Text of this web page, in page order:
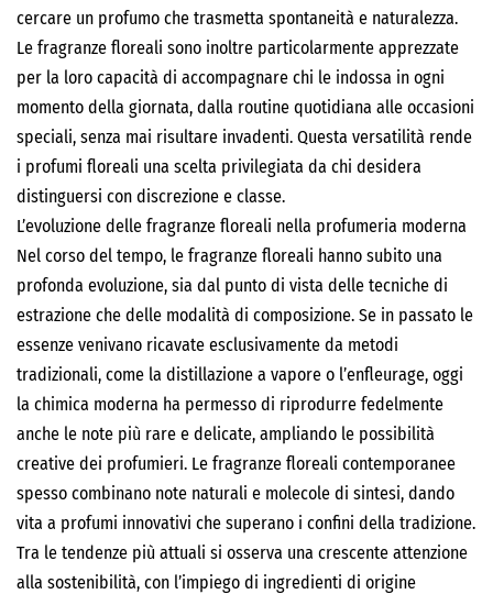
cercare un profumo che trasmetta spontaneità e naturalezza.
Le fragranze floreali sono inoltre particolarmente apprezzate
per la loro capacità di accompagnare chi le indossa in ogni
momento della giornata, dalla routine quotidiana alle occasioni
speciali, senza mai risultare invadenti. Questa versatilità rende
i profumi floreali una scelta privilegiata da chi desidera
distinguersi con discrezione e classe.
L’evoluzione delle fragranze floreali nella profumeria moderna
Nel corso del tempo, le fragranze floreali hanno subito una
profonda evoluzione, sia dal punto di vista delle tecniche di
estrazione che delle modalità di composizione. Se in passato le
essenze venivano ricavate esclusivamente da metodi
tradizionali, come la distillazione a vapore o l’enfleurage, oggi
la chimica moderna ha permesso di riprodurre fedelmente
anche le note più rare e delicate, ampliando le possibilità
creative dei profumieri. Le fragranze floreali contemporanee
spesso combinano note naturali e molecole di sintesi, dando
vita a profumi innovativi che superano i confini della tradizione.
Tra le tendenze più attuali si osserva una crescente attenzione
alla sostenibilità, con l’impiego di ingredienti di origine